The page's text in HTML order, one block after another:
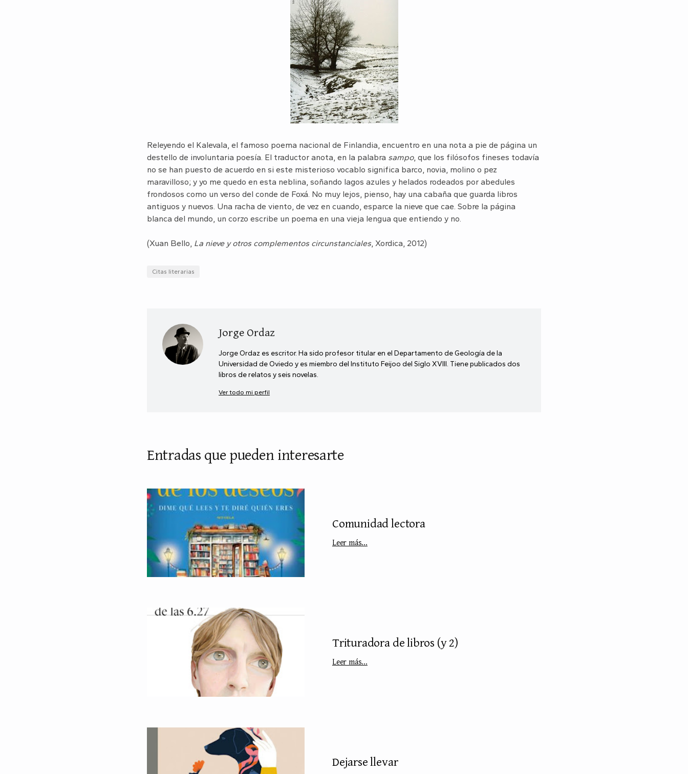
Releyendo el Kalevala, el famoso poema nacional de Finlandia, encuentro en una nota a pie de página un
destello de involuntaria poesía. El traductor anota, en la palabra sampo, que los filósofos fineses todavía
no se han puesto de acuerdo en si este misterioso vocablo significa barco, novia, molino o pez
maravilloso; y yo me quedo en esta neblina, soñando lagos azules y helados rodeados por abedules
frondosos como un verso del conde de Foxá. No muy lejos, pienso, hay una cabaña que guarda libros
antiguos y nuevos. Una racha de viento, de vez en cuando, esparce la nieve que cae. Sobre la página
blanca del mundo, un corzo escribe un poema en una vieja lengua que entiendo y no.
(Xuan Bello, La nieve y otros complementos circunstanciales, Xordica, 2012)
Citas literarias
Jorge Ordaz
Jorge Ordaz es escritor. Ha sido profesor titular en el Departamento de Geología de la
Universidad de Oviedo y es miembro del Instituto Feijoo del Siglo XVIII. Tiene publicados dos
libros de relatos y seis novelas.
Ver todo mi perfil
Entradas que pueden interesarte
Comunidad lectora
Leer más...
Trituradora de libros (y 2)
Leer más...
Dejarse llevar